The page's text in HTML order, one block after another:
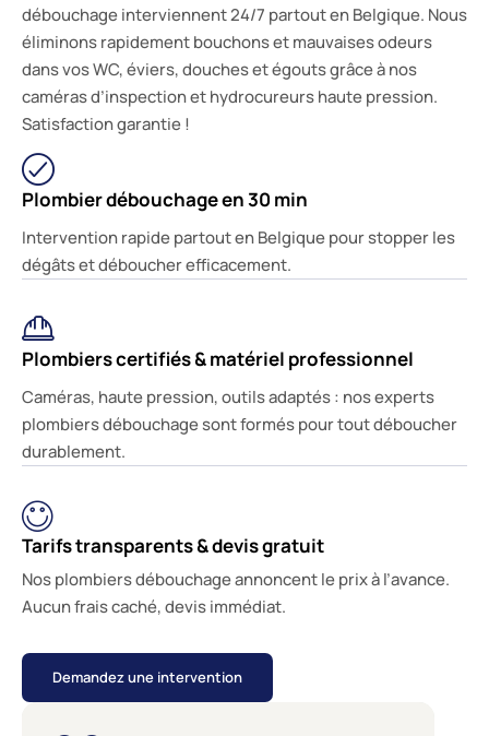
débouchage interviennent 24/7 partout en Belgique. Nous
éliminons rapidement bouchons et mauvaises odeurs
dans vos WC, éviers, douches et égouts grâce à nos
caméras d’inspection et hydrocureurs haute pression.
Satisfaction garantie !
Plombier débouchage en 30 min
Intervention rapide partout en Belgique pour stopper les
dégâts et déboucher efficacement.
Plombiers certifiés & matériel professionnel
Caméras, haute pression, outils adaptés : nos experts
plombiers débouchage sont formés pour tout déboucher
durablement.
Tarifs transparents & devis gratuit
Nos plombiers débouchage annoncent le prix à l’avance.
Aucun frais caché, devis immédiat.
Demandez une intervention